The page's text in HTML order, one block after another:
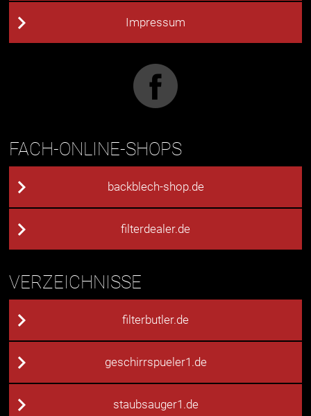
Impressum
FACH-ONLINE-SHOPS
backblech-shop.de
filterdealer.de
VERZEICHNISSE
filterbutler.de
geschirrspueler1.de
staubsauger1.de